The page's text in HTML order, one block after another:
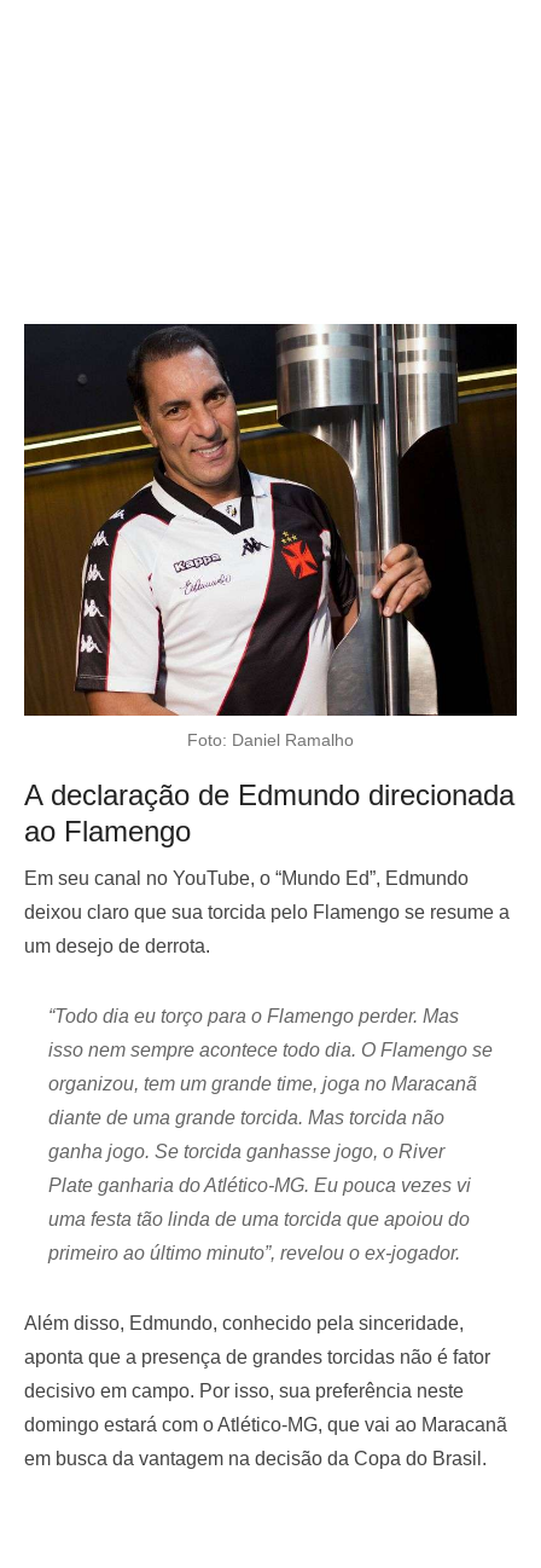
Foto: Daniel Ramalho
A declaração de Edmundo direcionada
ao Flamengo
Em seu canal no YouTube, o “Mundo Ed”, Edmundo
deixou claro que sua torcida pelo Flamengo se resume a
um desejo de derrota.
“Todo dia eu torço para o Flamengo perder. Mas
isso nem sempre acontece todo dia. O Flamengo se
organizou, tem um grande time, joga no Maracanã
diante de uma grande torcida. Mas torcida não
ganha jogo. Se torcida ganhasse jogo, o River
Plate ganharia do Atlético-MG. Eu pouca vezes vi
uma festa tão linda de uma torcida que apoiou do
primeiro ao último minuto”, revelou o ex-jogador.
Além disso, Edmundo, conhecido pela sinceridade,
aponta que a presença de grandes torcidas não é fator
decisivo em campo. Por isso, sua preferência neste
domingo estará com o Atlético-MG, que vai ao Maracanã
em busca da vantagem na decisão da Copa do Brasil.